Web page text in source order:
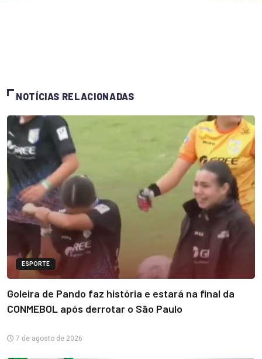
NOTÍCIAS RELACIONADAS
ESPORTE
Goleira de Pando faz história e estará na final da
CONMEBOL após derrotar o São Paulo
7 de agosto de 2026